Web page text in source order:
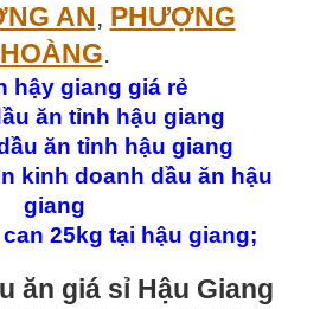
AN, PHƯỢNG
HOÀNG.
hậy giang giá rẻ
ăn tỉnh hậu giang
ăn tỉnh hậu giang
kinh doanh dầu ăn hậu
giang
25kg tại hậu giang;
ăn giá sỉ Hậu Giang